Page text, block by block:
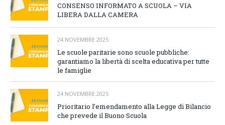
CONSENSO INFORMATO A SCUOLA – VIA
LIBERA DALLA CAMERA
24 NOVEMBRE 2025
Le scuole paritarie sono scuole pubbliche:
garantiamo la libertà di scelta educativa per tutte
le famiglie
24 NOVEMBRE 2025
Prioritario l’emendamento alla Legge di Bilancio
che prevede il Buono Scuola